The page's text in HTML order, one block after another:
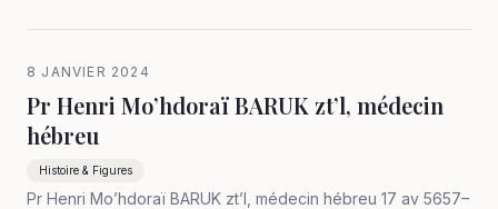
frères que le…
8 JANVIER 2024
Pr Henri Mo’hdoraï BARUK zt’l, médecin
hébreu
Histoire & Figures
Pr Henri Mo’hdoraï BARUK zt’l, médecin hébreu 17 av 5657–